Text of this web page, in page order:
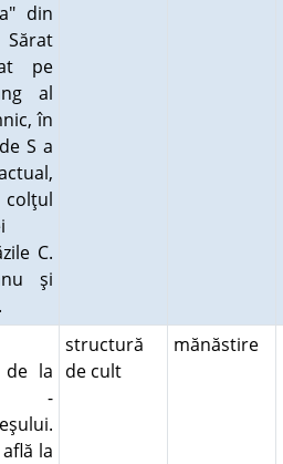
din
pe
al
în
S a
C.
şi
de la
-
la
structură
de cult
mănăstire